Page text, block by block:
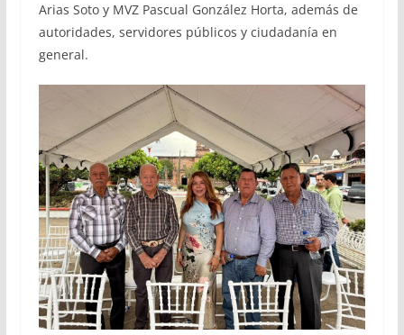
Arias Soto y MVZ Pascual González Horta, además de
autoridades, servidores públicos y ciudadanía en
general.